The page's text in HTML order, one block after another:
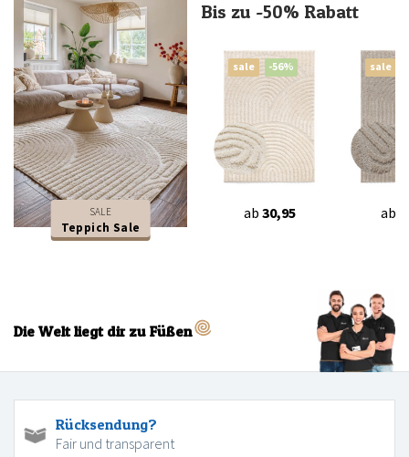
SALE
Teppich Sale
Bis zu -50% Rabatt
sale -56%
ab 30,95
sale
ab
Die Welt liegt dir zu Füßen
Rücksendung?
Fair und transparent